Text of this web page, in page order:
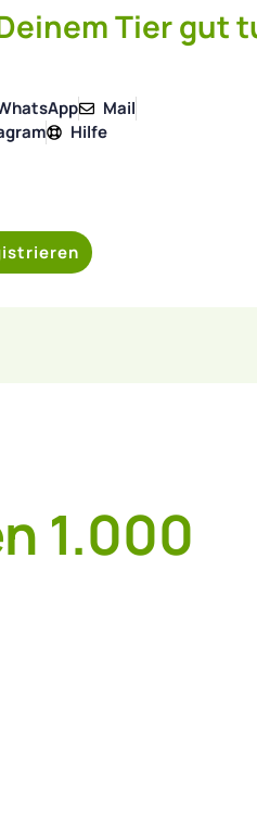
Tier gut
Mail
Hilfe
1.000